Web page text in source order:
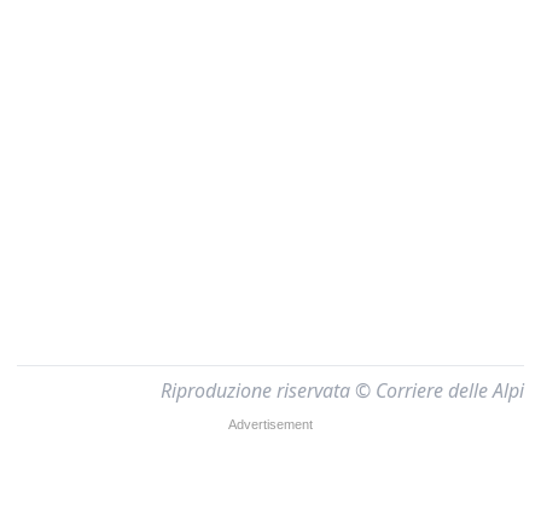
Riproduzione riservata © Corriere delle Alpi